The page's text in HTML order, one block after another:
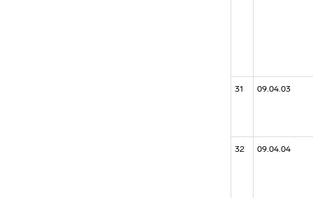
31 09.04.03
32 09.04.04